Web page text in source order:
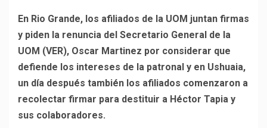
En Rio Grande, los afiliados de la UOM juntan firmas
y piden la renuncia del Secretario General de la
UOM (VER), Oscar Martinez por considerar que
defiende los intereses de la patronal y en Ushuaia,
un día después también los afiliados comenzaron a
recolectar firmar para destituir a Héctor Tapia y
sus colaboradores.